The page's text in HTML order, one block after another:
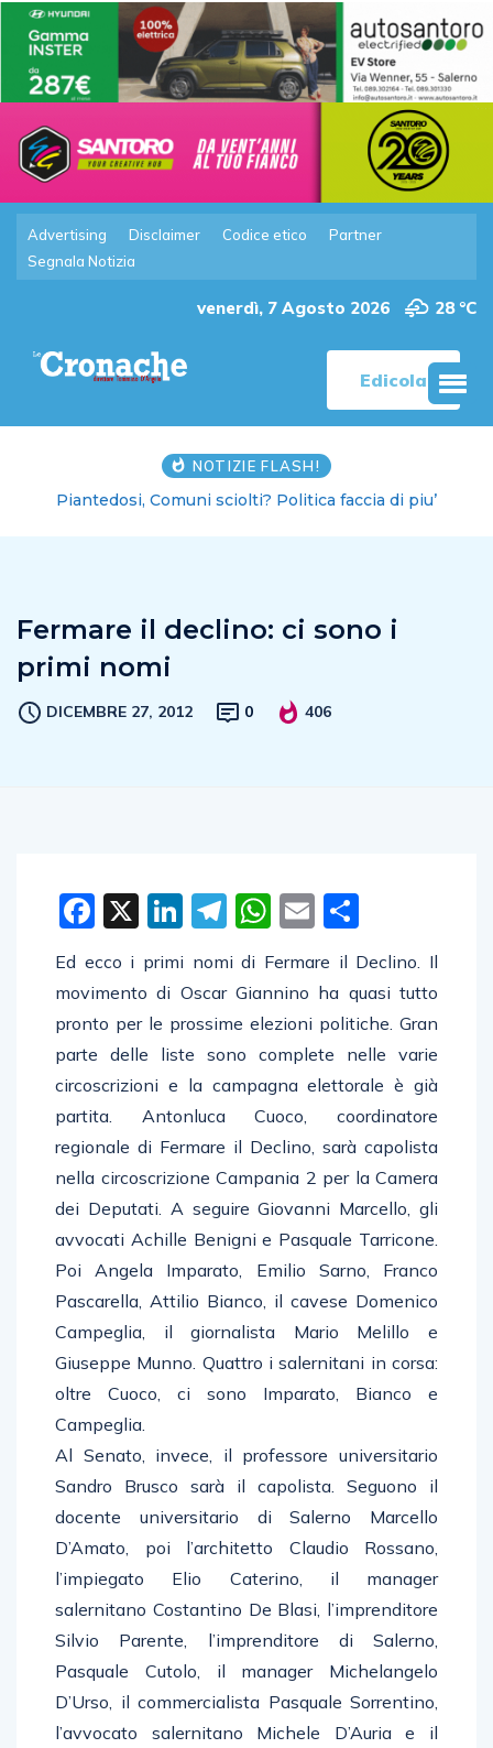
Advertising Disclaimer Codice etico
Partner
Segnala Notizia
venerdì, 7 Agosto 2026 28 °C
Edicola
NOTIZIE FLASH!
Piantedosi, Comuni sciolti? Politica faccia di piu’
Fermare il declino: ci sono i
primi nomi
DICEMBRE 27, 2012 0 406
Facebook
X LinkedIn
Telegram
WhatsApp
Email
Ed ecco i primi nomi di Fermare il Declino. Il
movimento di Oscar Giannino ha quasi tutto
pronto per le prossime elezioni politiche. Gran
parte delle liste sono complete nelle varie
circoscrizioni e la campagna elettorale è già
partita. Antonluca Cuoco, coordinatore
regionale di Fermare il Declino, sarà capolista
nella circoscrizione Campania 2 per la Camera
dei Deputati. A seguire Giovanni Marcello, gli
avvocati Achille Benigni e Pasquale Tarricone.
Poi Angela Imparato, Emilio Sarno, Franco
Pascarella, Attilio Bianco, il cavese Domenico
Campeglia, il giornalista Mario Melillo e
Giuseppe Munno. Quattro i salernitani in corsa:
oltre Cuoco, ci sono Imparato, Bianco e
Campeglia.
Al Senato, invece, il professore universitario
Sandro Brusco sarà il capolista. Seguono il
docente universitario di Salerno Marcello
D’Amato, poi l’architetto Claudio Rossano,
l’impiegato Elio Caterino, il manager
salernitano Costantino De Blasi, l’imprenditore
Silvio Parente, l’imprenditore di Salerno,
Pasquale Cutolo, il manager Michelangelo
D’Urso, il commercialista Pasquale Sorrentino,
l’avvocato salernitano Michele D’Auria e il